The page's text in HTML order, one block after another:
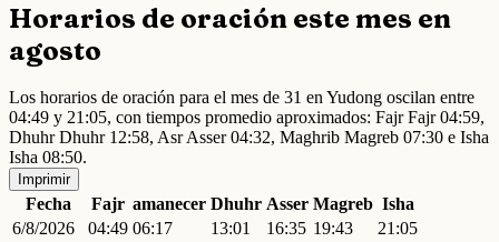
Horarios de oración este mes en
agosto
Los horarios de oración para el mes de 31 en Yudong oscilan entre
04:49 y 21:05, con tiempos promedio aproximados: Fajr Fajr 04:59,
Dhuhr Dhuhr 12:58, Asr Asser 04:32, Maghrib Magreb 07:30 e Isha
Isha 08:50.
Imprimir
Fecha Fajr amanecer Dhuhr Asser Magreb Isha
6/8/2026
04:49 06:17 13:01 16:35 19:43
21:05